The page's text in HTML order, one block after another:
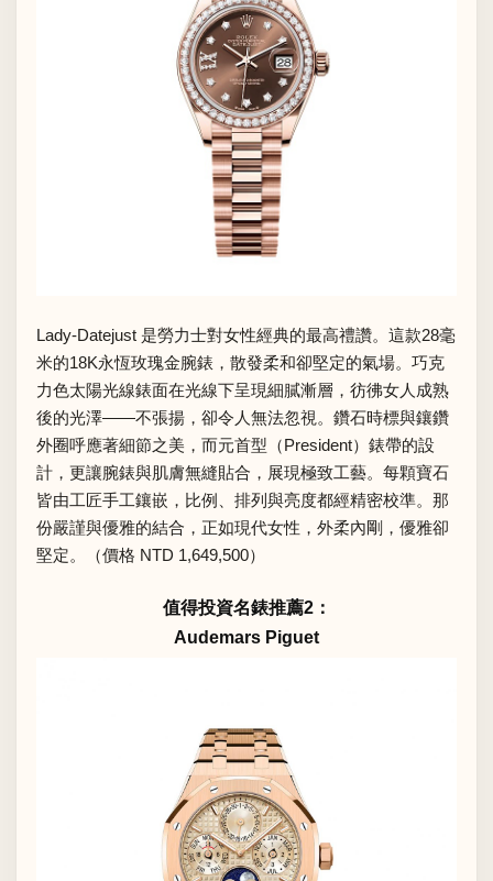
Lady-Datejust 是勞力士對女性經典的最高禮讚。這款28毫
米的18K永恆玫瑰金腕錶，散發柔和卻堅定的氣場。巧克
力色太陽光線錶面在光線下呈現細膩漸層，彷彿女人成熟
後的光澤——不張揚，卻令人無法忽視。鑽石時標與鑲鑽
外圈呼應著細節之美，而元首型（President）錶帶的設
計，更讓腕錶與肌膚無縫貼合，展現極致工藝。每顆寶石
皆由工匠手工鑲嵌，比例、排列與亮度都經精密校準。那
份嚴謹與優雅的結合，正如現代女性，外柔內剛，優雅卻
堅定。（價格 NTD 1,649,500）
值得投資名錶推薦2：
Audemars Piguet